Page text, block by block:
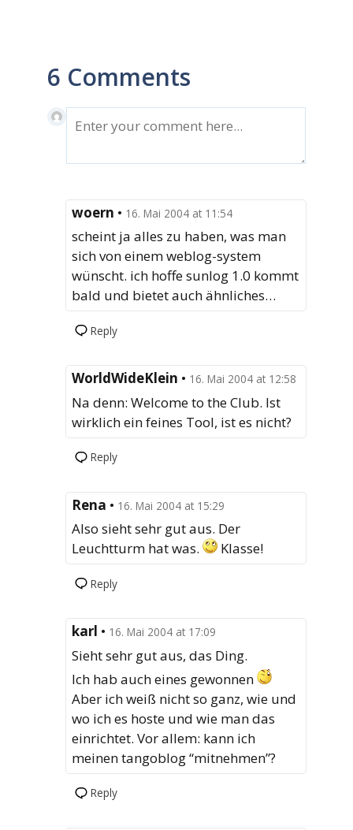
6 Comments
woern • 16. Mai 2004 at 11:54
scheint ja alles zu haben, was man
sich von einem weblog-system
wünscht. ich hoffe sunlog 1.0 kommt
bald und bietet auch ähnliches…
Reply
WorldWideKlein • 16. Mai 2004 at 12:58
Na denn: Welcome to the Club. Ist
wirklich ein feines Tool, ist es nicht?
Reply
Rena • 16. Mai 2004 at 15:29
Also sieht sehr gut aus. Der
Leuchtturm hat was.
Klasse!
Reply
karl • 16. Mai 2004 at 17:09
Sieht sehr gut aus, das Ding.
Ich hab auch eines gewonnen
Aber ich weiß nicht so ganz, wie und
wo ich es hoste und wie man das
einrichtet. Vor allem: kann ich
meinen tangoblog “mitnehmen”?
Reply